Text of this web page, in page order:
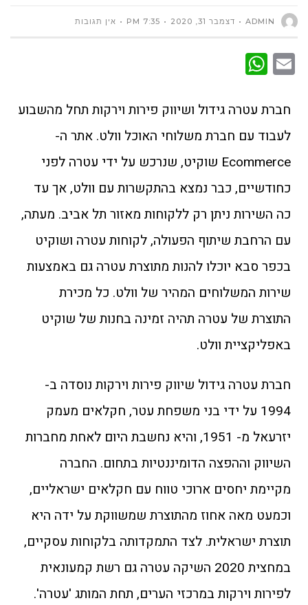
דצמבר 31, 2020 7:35 PM אין תגובות
Email
חברת עטרה גידול ושיווק פירות וירקות תחל מהשבוע
לעבוד עם חברת משלוחי האוכל וולט. אתר ה-
Ecommerce שוקיט, שנרכש על ידי עטרה לפני
כחודשיים, כבר נמצא בהתקשרות עם וולט, אך עד
כה השירות ניתן רק ללקוחות מאזור תל אביב. מעתה,
עם הרחבת שיתוף הפעולה, לקוחות עטרה ושוקיט
בכפר סבא יוכלו להנות מתוצרת עטרה גם באמצעות
שירות המשלוחים המהיר של וולט. כל מכירת
התוצרת של עטרה תהיה זמינה בחנות של שוקיט
באפליקציית וולט.
חברת עטרה גידול שיווק פירות וירקות נוסדה ב-
1994 על ידי בני משפחת עטר, חקלאים מעמק
יזרעאל מ- 1951, והיא נחשבת היום לאחת מחברות
השיווק וההפצה הדומיננטיות בתחום. החברה
מקיימת יחסים ארוכי טווח עם חקלאים ישראליים,
וכמעט מאה אחוז מהתוצרת שמשווקת על ידה היא
תוצרת ישראלית. לצד התמקדותה בלקוחות עסקיים,
במחצית 2020 השיקה עטרה גם רשת קמעונאית
לפירות וירקות במרכזי הערים, תחת המותג 'עטרה'.